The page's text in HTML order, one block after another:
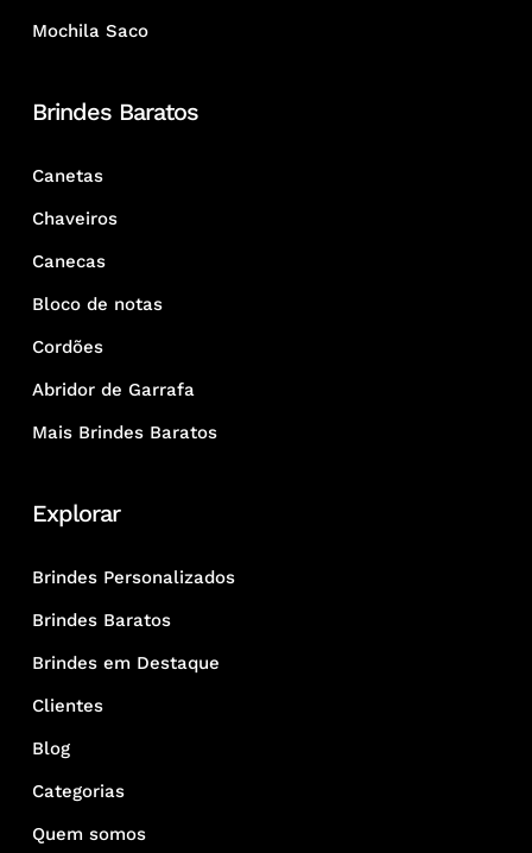
Mochila Saco
Brindes Baratos
Canetas
Chaveiros
Canecas
Bloco de notas
Cordões
Abridor de Garrafa
Mais Brindes Baratos
Explorar
Brindes Personalizados
Brindes Baratos
Brindes em Destaque
Clientes
Blog
Categorias
Quem somos